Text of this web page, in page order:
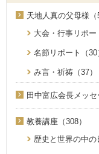
天地人真の父母様（
大会・行事リポー
名節リポート（30
み言・祈祷（37）
田中富広会長メッセ
教養講座（308）
歴史と世界の中の